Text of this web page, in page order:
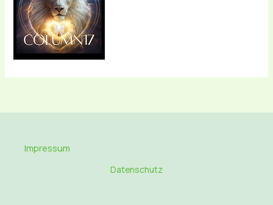
Impressum
Datenschutz